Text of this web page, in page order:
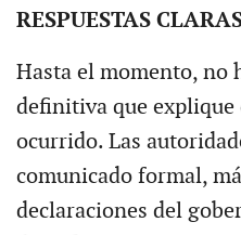
RESPUESTAS
Hasta el momento, no
definitiva que
ocurrido. Las
comunicado formal,
declaraciones del